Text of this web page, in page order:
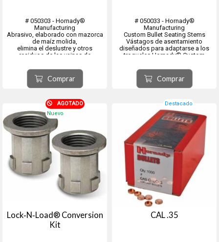
# 050303 - Hornady®
Manufacturing
Abrasivo, elaborado con mazorca
de maíz molida,
elimina el deslustre y otros
residuos de las vainas de
Úselo con el pulidor de metales
One Shot® para obtener un
acabado brillante como nuevo.
Envase de 76 Oz.
Comprar
# 050033 - Hornady®
Manufacturing
Custom Bullet Seating Stems
Vástagos de asentamiento
diseñados para adaptarse a los
troqueles Hornady® Custom
ajustarse al perfil de las balas A-
Tip®, ELD Match, ELD-X, FTX y
MonoFlex, logrando un
asentamiento lo más preciso
Comprar
AGOTADO
Nuevo
Lock‑N‑Load® Conversion
Kit
Destacado
CAL .35